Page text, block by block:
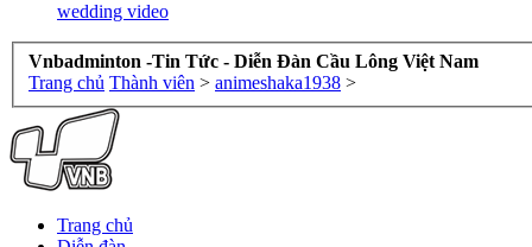
wedding video
Vnbadminton -Tin Tức - Diễn Đàn Cầu Lông Việt Nam
Trang chủ Thành viên > animeshaka1938 >
Trang chủ